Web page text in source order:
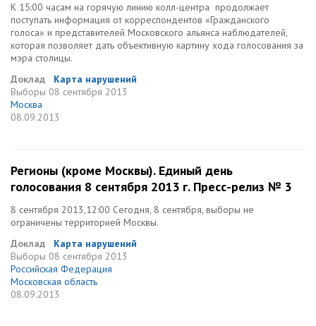
К 15:00 часам на горячую линию колл-центра продолжает
поступать информация от корреспондентов «Гражданского
голоса» и представителей Московского альянса наблюдателей,
которая позволяет дать объективную картину хода голосования за
мэра столицы.
Доклад
Карта нарушений
Выборы 08 сентября 2013
Москва
08.09.2013
Регионы (кроме Москвы). Единый день
голосования 8 сентября 2013 г. Пресс-релиз № 3
8 сентября 2013,12:00 Сегодня, 8 сентября, выборы не
ограничены территорией Москвы.
Доклад
Карта нарушений
Выборы 08 сентября 2013
Российская Федерация
Московская область
08.09.2013